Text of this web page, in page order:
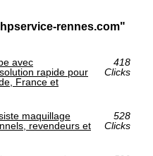
rennes.com"
avec
rapide pour
France et
418
Clicks
maquillage
revendeurs et
528
Clicks